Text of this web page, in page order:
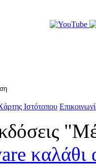
Ιστότοπου
καλάθι